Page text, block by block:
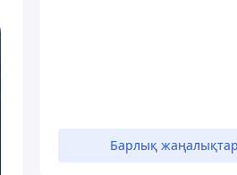
Барлық жаңалықтар